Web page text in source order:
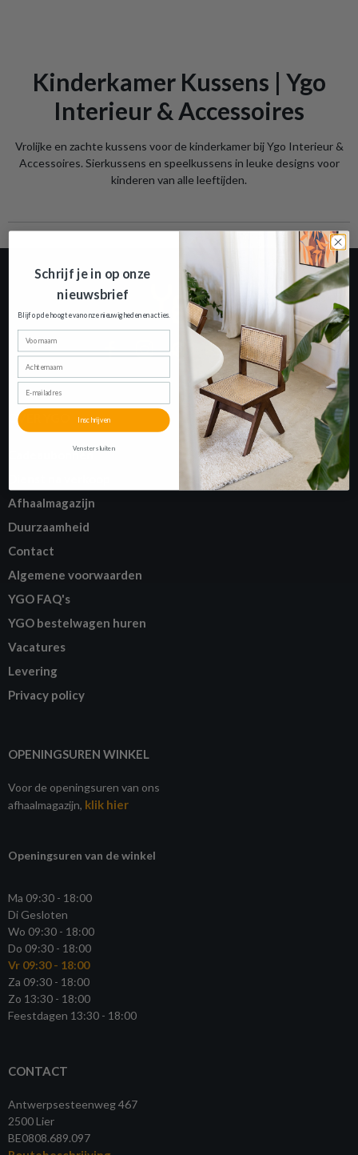
Kinderkamer Kussens | Ygo
Interieur & Accessoires
Vrolijke en zachte kussens voor de kinderkamer bij Ygo Interieur &
Accessoires. Sierkussens en speelkussens in leuke designs voor
kinderen van alle leeftijden.
OVER YGO
Cadeaubonnen
Afhaalmagazijn
Duurzaamheid
Contact
Algemene voorwaarden
YGO FAQ's
YGO bestelwagen huren
Vacatures
Levering
Privacy policy
OPENINGSUREN WINKEL
Voor de openingsuren van ons
afhaalmagazijn, klik hier
Openingsuren van de winkel
Ma 09:30 - 18:00
Di Gesloten
Wo 09:30 - 18:00
Do 09:30 - 18:00
Vr 09:30 - 18:00
Za 09:30 - 18:00
Zo 13:30 - 18:00
Feestdagen 13:30 - 18:00
CONTACT
Antwerpsesteenweg 467
2500 Lier
BE0808.689.097
Schrijf je in op onze
nieuwsbrief
Blijf op de hoogte van onze nieuwigheden enacties.
Voornaam
Achternaam
Inschrijven
Venster sluiten